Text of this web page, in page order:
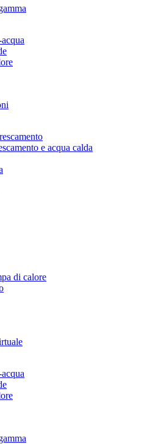
e acqua calda
di calore